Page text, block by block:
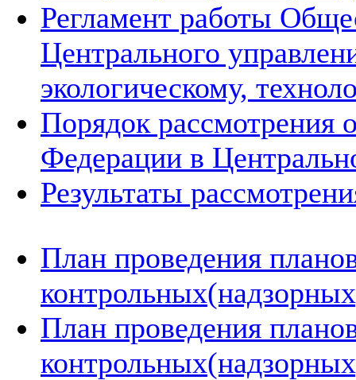
Регламент работы
Центрального
экологическому,
Порядок рассмотрения
Федерации в
Результаты
План проведения
План проведения